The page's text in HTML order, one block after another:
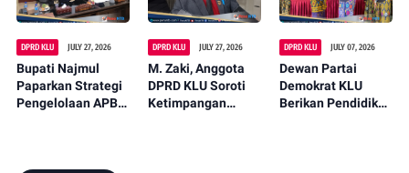
Produktivitas
Warga
DPRD KLU JULY 27, 2026
Bupati Najmul
Paparkan Strategi
Pengelolaan APBD
DPRD KLU JULY 27, 2026
M. Zaki, Anggota
DPRD KLU Soroti
Ketimpangan
DPRD KLU JULY 07, 2026
Dewan Partai
Demokrat KLU
Berikan Pendidikan